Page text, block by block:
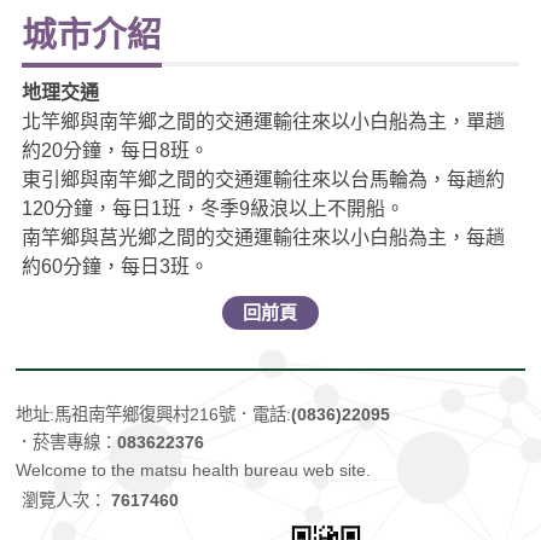
城市介紹
地理交通
北竿鄉與南竿鄉之間的交通運輸往來以小白船為主，單趟
約20分鐘，每日8班。
東引鄉與南竿鄉之間的交通運輸往來以台馬輪為，每趟約
120分鐘，每日1班，冬季9級浪以上不開船。
南竿鄉與莒光鄉之間的交通運輸往來以小白船為主，每趟
約60分鐘，每日3班。
回前頁
地址:馬祖南竿鄉復興村216號 ．電話:(0836)22095
．菸害專線：083622376
Welcome to the matsu health bureau web site.
瀏覽人次：7617460